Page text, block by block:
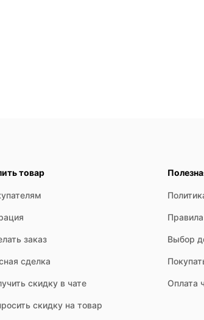
товар
заказ
сделка
скидку в чате
скидку на товар
Выбор
Оплата